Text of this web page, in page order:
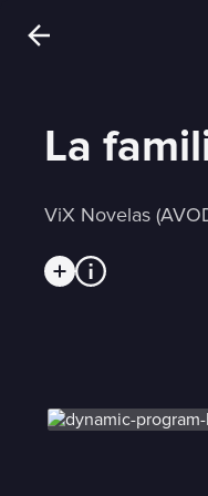
La
ViX Novelas